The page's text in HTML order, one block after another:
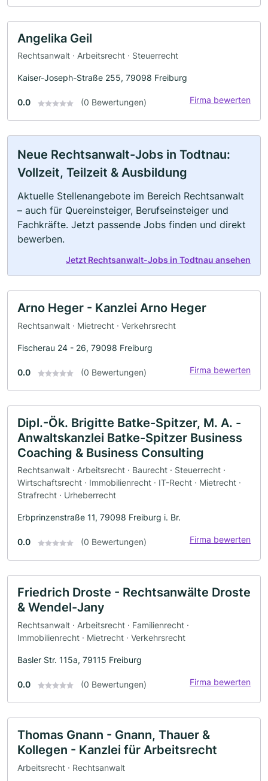
Angelika Geil
Rechtsanwalt · Arbeitsrecht · Steuerrecht
Kaiser-Joseph-Straße 255, 79098 Freiburg
0.0 (0 Bewertungen) Firma bewerten
Neue Rechtsanwalt-Jobs in Todtnau:
Vollzeit, Teilzeit & Ausbildung
Aktuelle Stellenangebote im Bereich Rechtsanwalt
– auch für Quereinsteiger, Berufseinsteiger und
Fachkräfte. Jetzt passende Jobs finden und direkt
bewerben.
Jetzt Rechtsanwalt-Jobs in Todtnau ansehen
Arno Heger - Kanzlei Arno Heger
Rechtsanwalt · Mietrecht · Verkehrsrecht
Fischerau 24 - 26, 79098 Freiburg
0.0 (0 Bewertungen) Firma bewerten
Dipl.-Ök. Brigitte Batke-Spitzer, M. A. -
Anwaltskanzlei Batke-Spitzer Business
Coaching & Business Consulting
Rechtsanwalt · Arbeitsrecht · Baurecht · Steuerrecht ·
Wirtschaftsrecht · Immobilienrecht · IT-Recht · Mietrecht ·
Strafrecht · Urheberrecht
Erbprinzenstraße 11, 79098 Freiburg i. Br.
0.0 (0 Bewertungen) Firma bewerten
Friedrich Droste - Rechtsanwälte Droste
& Wendel-Jany
Rechtsanwalt · Arbeitsrecht · Familienrecht ·
Immobilienrecht · Mietrecht · Verkehrsrecht
Basler Str. 115a, 79115 Freiburg
0.0 (0 Bewertungen) Firma bewerten
Thomas Gnann - Gnann, Thauer &
Kollegen - Kanzlei für Arbeitsrecht
Arbeitsrecht · Rechtsanwalt